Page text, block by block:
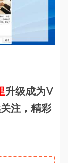
升级成为V
注，精彩